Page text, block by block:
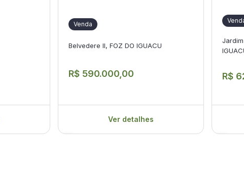
Venda
Belvedere II, FOZ DO IGUACU
R$ 590.000,00
Ver detalhes
R$